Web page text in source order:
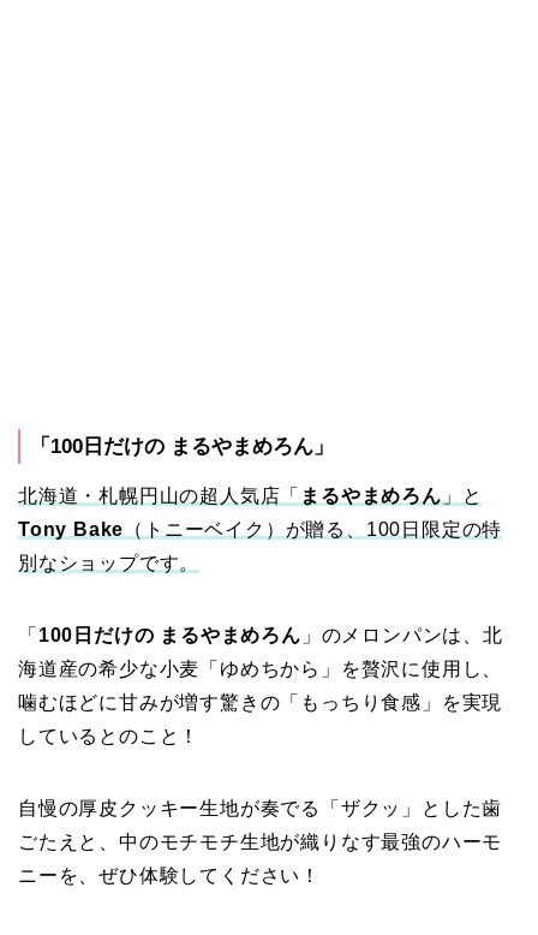
「100日だけの まるやまめろん」
北海道・札幌円山の超人気店「 まるやまめろん 」と
Tony Bake （トニーベイク）が贈る、100日限定の特
別なショップです。
「 100日だけの まるやまめろん 」のメロンパンは、北
海道産の希少な小麦「ゆめちから」を贅沢に使用し、
噛むほどに甘みが増す驚きの「もっちり食感」を実現
しているとのこと！
自慢の厚皮クッキー生地が奏でる「ザクッ」とした歯
ごたえと、中のモチモチ生地が織りなす最強のハーモ
ニーを、ぜひ体験してください！